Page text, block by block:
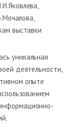
выставки
уникальная
деятельности,
опыте